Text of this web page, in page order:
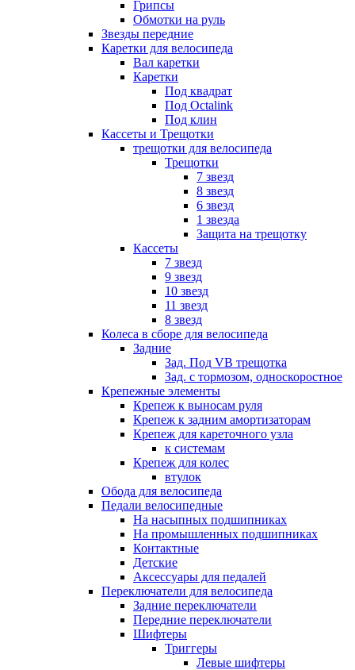
Грипсы
Обмотки на руль
Звезды передние
Каретки для велосипеда
Вал каретки
Каретки
Под квадрат
Под Octalink
Под клин
Кассеты и Трещотки
трещотки для велосипеда
Трещотки
7 звезд
8 звезд
6 звезд
1 звезда
Защита на трещотку
Кассеты
7 звезд
9 звезд
10 звезд
11 звезд
8 звезд
Колеса в сборе для велосипеда
Задние
Зад. Под VB трещотка
Зад. с тормозом, односкоростное
Крепежные элементы
Крепеж к выносам руля
Крепеж к задним амортизаторам
Крепеж для кареточного узла
к системам
Крепеж для колес
втулок
Обода для велосипеда
Педали велосипедные
На насыпных подшипниках
На промышленных подшипниках
Контактные
Детские
Аксессуары для педалей
Переключатели для велосипеда
Задние переключатели
Передние переключатели
Шифтеры
Триггеры
Левые шифтеры